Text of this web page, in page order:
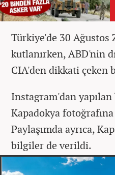
Türkiye'de 30 Ağustos
kutlanırken, ABD'nin
CIA'den dikkati çeken
Instagram'dan
Kapadokya
Paylaşımda ayrıca,
bilgiler de verildi.